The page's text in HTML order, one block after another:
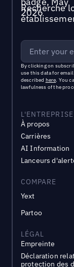
Recherche
By clicking on
use this data for
described here. You
lawfulness of the
L'ENTREPRISE
À propos
Carrières
AI Information
Lanceurs
COMPARE
Yext
Partoo
LÉGAL
Empreinte
Déclaration
protection des